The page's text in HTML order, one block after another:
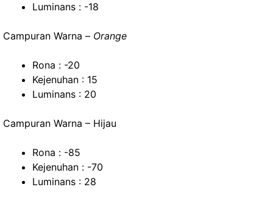
Luminans : -18
Campuran Warna – Orange
Rona : -20
Kejenuhan : 15
Luminans : 20
Campuran Warna – Hijau
Rona : -85
Kejenuhan : -70
Luminans : 28